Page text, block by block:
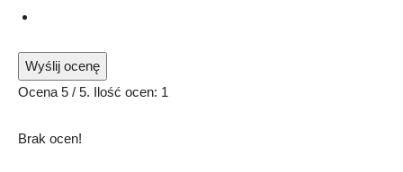
Wyślij ocenę
Ocena 5 / 5. Ilość ocen: 1
Brak ocen!